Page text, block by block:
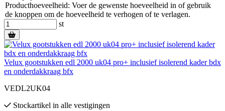
Producthoeveelheid: Voer de gewenste hoeveelheid in of gebruik
de knoppen om de hoeveelheid te verhogen of te verlagen.
st
Velux gootstukken edl 2000 uk04 pro+ inclusief isolerend kader bdx
en onderdakkraag bfx
VEDL2UK04
Stockartikel in alle vestigingen